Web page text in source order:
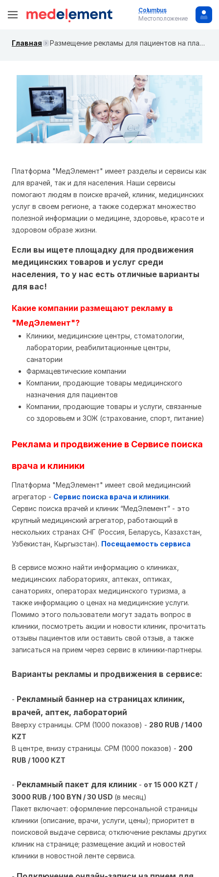
Columbus
Местоположение
Главная Размещение рекламы для пациентов на платформе "МедЭлемент"
Платформа "МедЭлемент" имеет разделы и сервисы как
для врачей, так и для населения. Наши сервисы
помогают людям в поиске врачей, клиник, медицинских
услуг в своем регионе, а также содержат множество
полезной информации о медицине, здоровье, красоте и
здоровом образе жизни.
Если вы ищете площадку для продвижения
медицинских товаров и услуг среди
населения, то у нас есть отличные варианты
для вас!
Какие компании размещают рекламу в
"МедЭлемент"?
Клиники, медицинские центры, стоматологии,
лаборатории, реабилитационные центры,
санатории
Фармацевтические компании
Компании, продающие товары медицинского
назначения для пациентов
Компании, продающие товары и услуги, связанные
со здоровьем и ЗОЖ (страхование, спорт, питание)
Реклама и продвижение в Сервисе поиска
врача и клиники
Платформа "МедЭлемент" имеет свой медицинский
агрегатор - Сервис поиска врача и клиники.
Сервис поиска врачей и клиник “МедЭлемент” - это
крупный медицинский агрегатор, работающий в
нескольких странах СНГ (Россия, Беларусь, Казахстан,
Узбекистан, Кыргызстан). Посещаемость сервиса
В сервисе можно найти информацию о клиниках,
медицинских лабораториях, аптеках, оптиках,
санаториях, операторах медицинского туризма, а
также информацию о ценах на медицинские услуги.
Помимо этого пользователи могут задать вопрос в
клиники, посмотреть акции и новости клиник, прочитать
отзывы пациентов или оставить свой отзыв, а также
записаться на прием через сервис в клиники-партнеры.
Варианты рекламы и продвижения в сервисе:
- Рекламный баннер на страницах клиник,
врачей, аптек, лабораторий
Вверху страницы. CPM (1000 показов) - 280 RUB / 1400
KZT
В центре, внизу страницы. CPM (1000 показов) - 200
RUB / 1000 KZT
- Рекламный пакет для клиник - от 15 000 KZT /
3000 RUB / 100 BYN / 30 USD (в месяц)
Пакет включает: оформление персональной страницы
клиники (описание, врачи, услуги, цены); приоритет в
поисковой выдаче сервиса; отключение рекламы других
клиник на странице; размещение акций и новостей
клиники в новостной ленте сервиса.